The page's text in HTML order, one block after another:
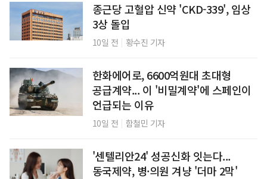
종근당 고혈압 신약 'CKD-339', 임상
3상 돌입
10일 전 황수진 기자
한화에어로, 6600억원대 초대형
공급계약... 이 '비밀계약'에 스페인이
언급되는 이유
10일 전 함철민 기자
'센텔리안24' 성공신화 잇는다...
동국제약, 병·의원 겨냥 '더마 2막'